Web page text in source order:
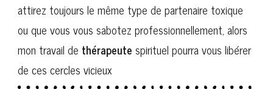
attirez toujours le même type de partenaire toxique
ou que vous vous sabotez professionnellement, alors
mon travail de thérapeute spirituel pourra vous libérer
de ces cercles vicieux